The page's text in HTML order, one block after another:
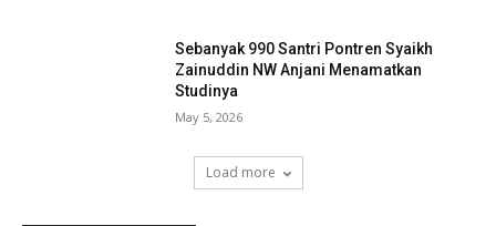
Sebanyak 990 Santri Pontren Syaikh
Zainuddin NW Anjani Menamatkan
Studinya
May 5, 2026
Load more